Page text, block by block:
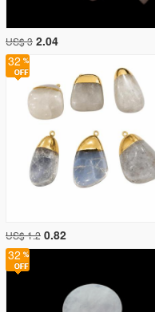
US$ 3 2.04
32
US$ 1.2 0.82
32